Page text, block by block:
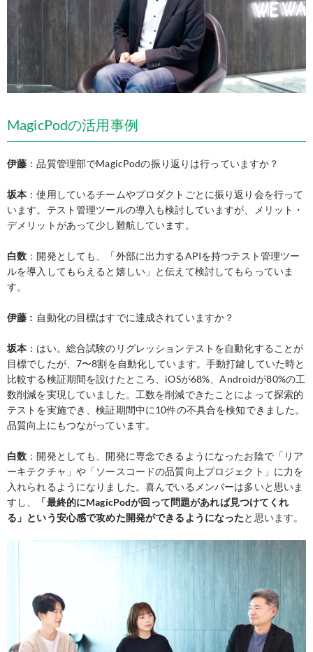
MagicPodの活用事例
伊藤 ：品質管理部でMagicPodの振り返りは行っていますか？
坂本 ：使用しているチームやプロダクトごとに振り返り会を行って
います。テスト管理ツールの導入も検討していますが、メリット・
デメリットがあって少し難航しています。
白数 ：開発としても、「外部に出力するAPIを持つテスト管理ツー
ルを導入してもらえると嬉しい」と伝えて検討してもらっていま
す。
伊藤 ︰自動化の目標はすでに達成されていますか？
坂本 ：はい。総合試験のリグレッションテストを自動化することが
目標でしたが、7〜8割を自動化しています。手動打鍵していた時と
比較する検証期間を設けたところ、iOSが68%、Androidが80%の工
数削減を実現していました。工数を削減できたことによって探索的
テストを実施でき、検証期間中に10件の不具合を検知できました。
品質向上にもつながっています。
白数 ：開発としても、開発に専念できるようになったお陰で「リア
ーキテクチャ」や「ソースコードの品質向上プロジェクト」に力を
入れられるようになりました。喜んでいるメンバーは多いと思いま
すし、
「最終的にMagicPodが回って問題があれば見つけてくれ
る」という安心感で攻めた開発ができるようになったと思います。